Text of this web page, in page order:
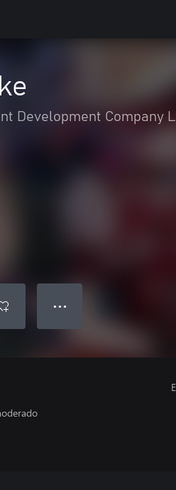
Development Company
● ● ●